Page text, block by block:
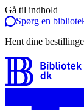
Gå til indhold
Spørg en
Hent dine